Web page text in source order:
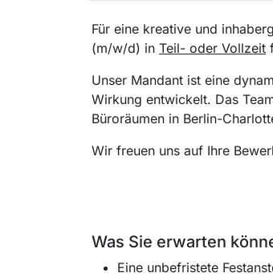
Für eine kreative und
(m/w/d) in Teil- oder Vollzeit
Unser Mandant ist eine
Wirkung entwickelt. Das
Büroräumen in Berlin-
Wir freuen uns auf Ihre
Was Sie erwarten
Eine unbefristete